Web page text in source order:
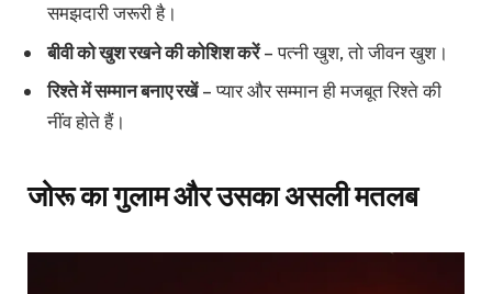
समझदारी जरूरी है।
बीवी को खुश रखने की कोशिश करें– पत्नी खुश, तो जीवन खुश।
रिश्ते में सम्मान बनाए रखें– प्यार और सम्मान ही मजबूत रिश्ते की
नींव होते हैं।
जोरू का गुलाम और उसका असली मतलब